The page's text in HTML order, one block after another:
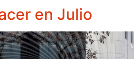
en Julio